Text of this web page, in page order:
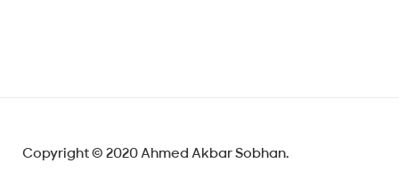
Copyright © 2020 Ahmed Akbar Sobhan.